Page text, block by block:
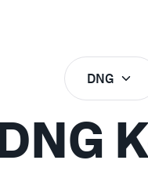
DNG